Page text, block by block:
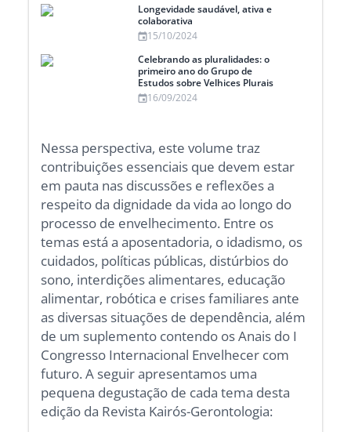
Longevidade saudável, ativa e
colaborativa
15/10/2024
Celebrando as pluralidades: o
primeiro ano do Grupo de
Estudos sobre Velhices Plurais
16/09/2024
Nessa perspectiva, este volume traz
contribuições essenciais que devem estar
em pauta nas discussões e reflexões a
respeito da dignidade da vida ao longo do
processo de envelhecimento. Entre os
temas está a aposentadoria, o idadismo, os
cuidados, políticas públicas, distúrbios do
sono, interdições alimentares, educação
alimentar, robótica e crises familiares ante
as diversas situações de dependência, além
de um suplemento contendo os Anais do I
Congresso Internacional Envelhecer com
futuro. A seguir apresentamos uma
pequena degustação de cada tema desta
edição da Revista Kairós-Gerontologia: